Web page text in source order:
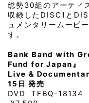
総勢30組のアーティ
収録したDISC1と
ュメンタリームービ
す。
Bank Band with
Fund for Japan』
Live &
15日 発売
DVD TFBQ-18134